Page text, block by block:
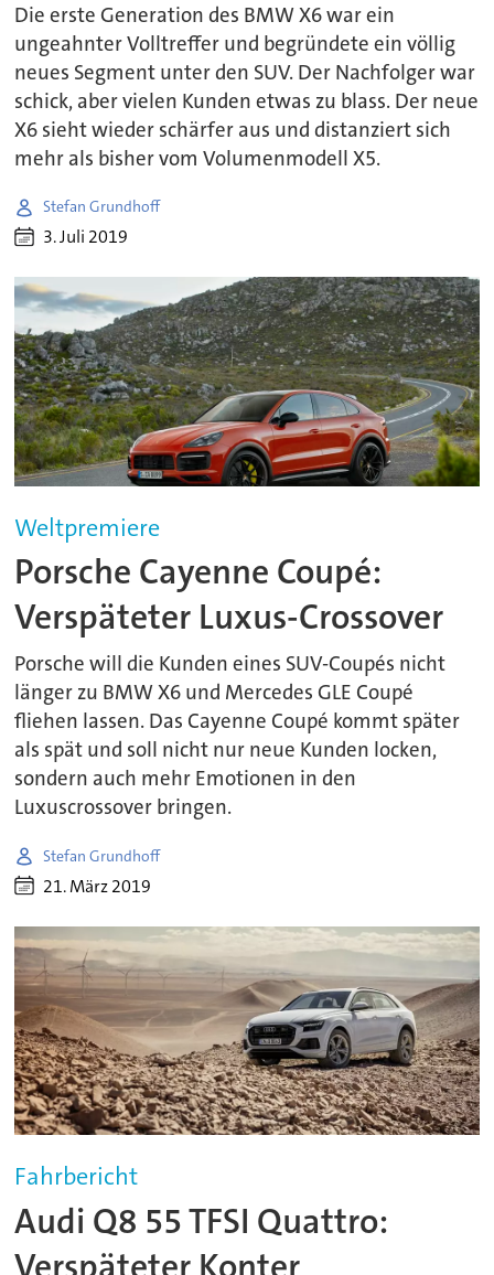
Die erste Generation des BMW X6 war ein
ungeahnter Volltreffer und begründete ein völlig
neues Segment unter den SUV. Der Nachfolger war
schick, aber vielen Kunden etwas zu blass. Der neue
X6 sieht wieder schärfer aus und distanziert sich
mehr als bisher vom Volumenmodell X5.
Stefan Grundhoff
3. Juli 2019
Weltpremiere
Porsche Cayenne Coupé:
Verspäteter Luxus-Crossover
Porsche will die Kunden eines SUV-Coupés nicht
länger zu BMW X6 und Mercedes GLE Coupé
fliehen lassen. Das Cayenne Coupé kommt später
als spät und soll nicht nur neue Kunden locken,
sondern auch mehr Emotionen in den
Luxuscrossover bringen.
Stefan Grundhoff
21. März 2019
Fahrbericht
Audi Q8 55 TFSI Quattro: